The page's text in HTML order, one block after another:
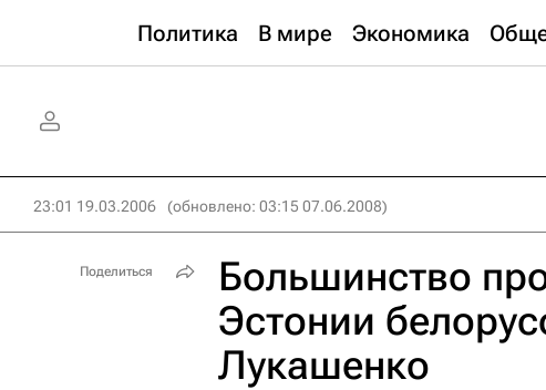
Политика В мире Экономика
23:01 19.03.2006 (обновлено: 03:15 07.06.2008)
Большинство
Эстонии
Лукашенко
Поделиться